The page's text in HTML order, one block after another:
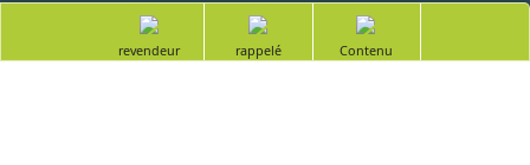
Google
Youtube LinkedIn
Trouver un
Demander à
Table des